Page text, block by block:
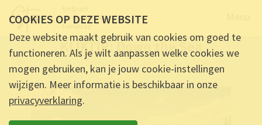
KIJKTIP: Down the Sea
Ontmoet & Deel KIJKTIP: Down the Sea
COOKIES OP DEZE WEBSITE
Deze website maakt gebruik van cookies om goed te
functioneren. Als je wilt aanpassen welke cookies we
mogen gebruiken, kan je jouw cookie-instellingen
wijzigen. Meer informatie is beschikbaar in onze
privacyverklaring.